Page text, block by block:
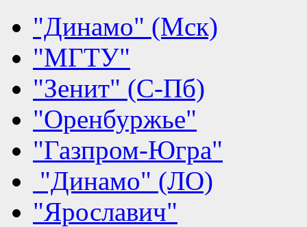
"Динамо" (Мск)
"МГТУ"
"Зенит" (С-Пб)
"Оренбуржье"
"Газпром-Югра"
"Динамо" (ЛО)
"Ярославич"